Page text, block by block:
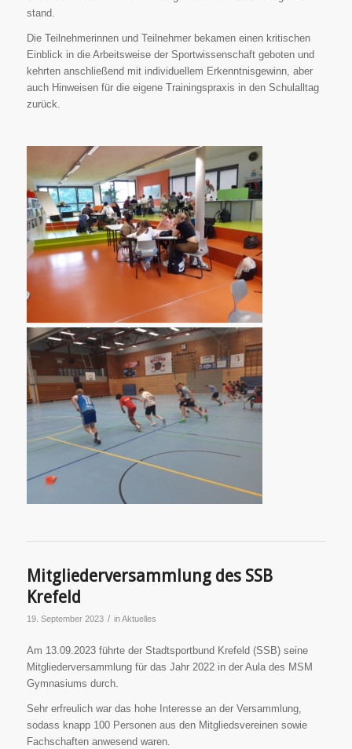
stand.
Die Teilnehmerinnen und Teilnehmer bekamen einen kritischen
Einblick in die Arbeitsweise der Sportwissenschaft geboten und
kehrten anschließend mit individuellem Erkenntnisgewinn, aber
auch Hinweisen für die eigene Trainingspraxis in den Schulalltag
zurück.
Mitgliederversammlung des SSB
Krefeld
19. September 2023 / inAktuelles
Am 13.09.2023 führte der Stadtsportbund Krefeld (SSB) seine
Mitgliederversammlung für das Jahr 2022 in der Aula des MSM
Gymnasiums durch.
Sehr erfreulich war das hohe Interesse an der Versammlung,
sodass knapp 100 Personen aus den Mitgliedsvereinen sowie
Fachschaften anwesend waren.